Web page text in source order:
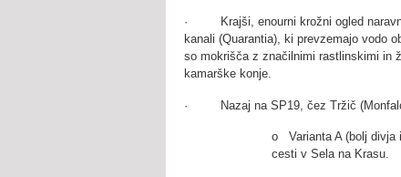
· Krajši, enourni krožni ogled
kanali (Quarantia), ki prevzemajo vodo
so mokrišča z značilnimi rastlinskimi in
kamarške konje.
· Nazaj na SP19, čez Tržič
o Varianta A (bolj divja
cesti v Sela na Krasu.